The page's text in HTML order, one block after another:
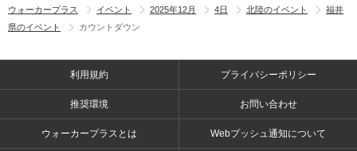
ウォーカープラス イベント 2025年12月 4日 北陸のイベント
福井
県のイベント
カウントダウン
利用規約 プライバシーポリシー
推奨環境 お問い合わせ
ウォーカープラスとは Webプッシュ通知について